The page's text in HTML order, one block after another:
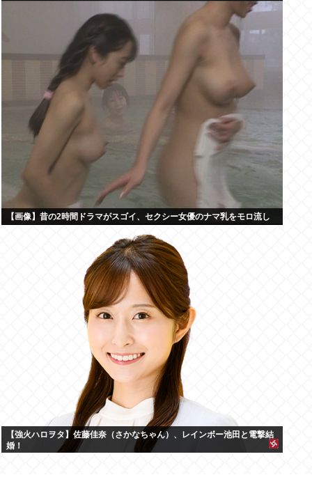
【画像】昔の2時間ドラマがスゴイ、セクシー女優のナマ乳をモロ流し
【強火ハロヲタ】佐藤佳奈（さかなちゃん）、レインボー池田と電撃結
婚！